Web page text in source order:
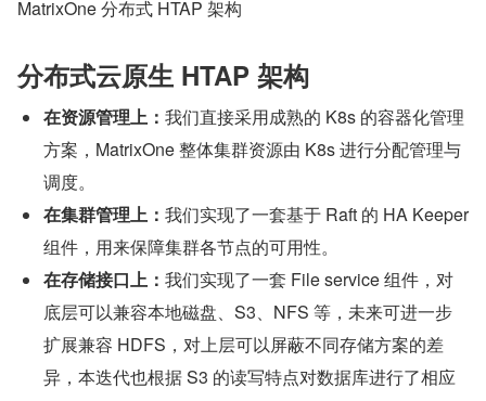
MatrixOne 分布式 HTAP 架构
分布式云原生 HTAP 架构
在资源管理上： 我们直接采用成熟的 K8s 的容器化管理
方案，MatrixOne 整体集群资源由 K8s 进行分配管理与
调度。
在集群管理上： 我们实现了一套基于 Raft 的 HA Keeper
组件，用来保障集群各节点的可用性。
在存储接口上： 我们实现了一套 File service 组件，对
底层可以兼容本地磁盘、S3、NFS 等，未来可进一步
扩展兼容 HDFS，对上层可以屏蔽不同存储方案的差
异，本迭代也根据 S3 的读写特点对数据库进行了相应